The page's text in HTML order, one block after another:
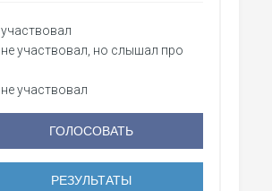
участвовал
не участвовал, но слышал про
не участвовал